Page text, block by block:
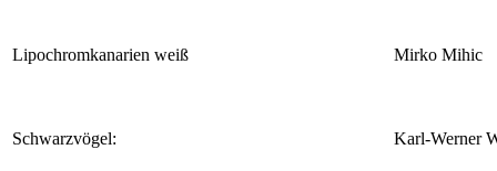
Lipochromkanarien weiß Mirko Mihic
Schwarzvögel: Karl-Werner